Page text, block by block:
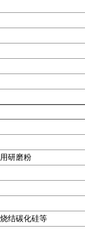
研磨粉
结碳化硅等